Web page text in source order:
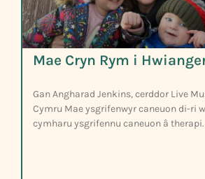
Mae Cryn Rym i
Gan Angharad Jenkins, cerddor Live
Cymru Mae ysgrifenwyr caneuon di-ri
cymharu ysgrifennu caneuon â